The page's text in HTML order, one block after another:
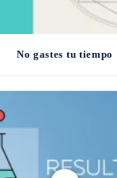
No gastes tu tiempo